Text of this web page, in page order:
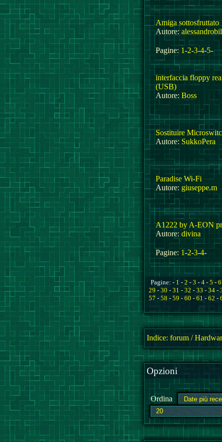
Amiga sottosfruttato
Autore:
Pagine:1-2-3-4-5-
interfaccia floppy
(USB)
Autore: Boss
Sostituire
Autore: SukkoPera
Paradise Wi-Fi
Autore: giuseppe.m
A1222 by A-EON
Autore: divina
Pagine: 1-2-3-4-
Pagine: - 1 - 2 - 3 - 4 - 5 - 6
29 - 30 - 31 - 32 - 33 - 34 -
57 - 58 - 59 - 60 - 61 - 62 -
Indice: forum /
Opzioni
Ordina